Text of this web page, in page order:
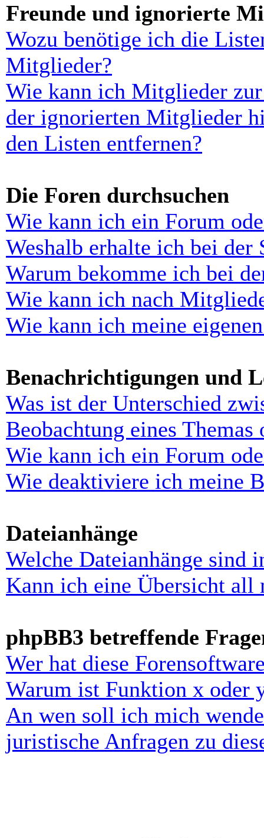
Freunde und ignorierte
Wozu benötige ich die
Mitglieder?
Wie kann ich Mitglieder
der ignorierten Mitglieder
den Listen entfernen?
Die Foren durchsuchen
Wie kann ich ein Forum
Weshalb erhalte ich bei der
Warum bekomme ich bei
Wie kann ich nach
Wie kann ich meine
Benachrichtigungen und
Was ist der Unterschied
Beobachtung eines Themas
Wie kann ich ein Forum
Wie deaktiviere ich meine
Dateianhänge
Welche Dateianhänge sind
Kann ich eine Übersicht all
phpBB3 betreffende
Wer hat diese
Warum ist Funktion x oder
An wen soll ich mich
juristische Anfragen zu